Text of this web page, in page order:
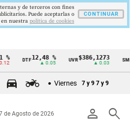
DTF12,48 %
▲ 0.05
UVR$386,1273
▲ 0.03
Viernes 7 y 9 7 y 9
person search
de Agosto de 2026
y de terceros con fines
Puede aceptarlas o
nuestra politica de cookies
CONTINUAR